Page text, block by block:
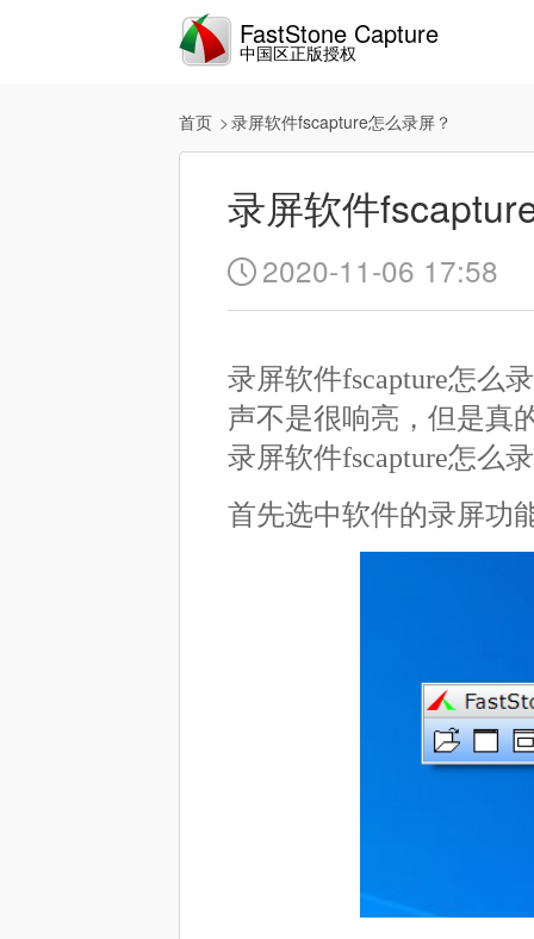
FastStone Capture
中国区正版授权
首页 录屏软件fscapture怎么录屏？
录屏软件
 2020-11-06 17:58
录屏软件fscapture怎么
声不是很响亮，但是真
录屏软件fscapture怎么
首先选中软件的录屏功